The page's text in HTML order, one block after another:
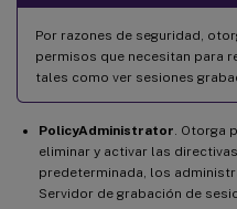
Por razones de seguridad,
permisos que necesitan para
tales como ver sesiones
PolicyAdministrator . Otorga
eliminar y activar las
predeterminada, los
Servidor de grabación de